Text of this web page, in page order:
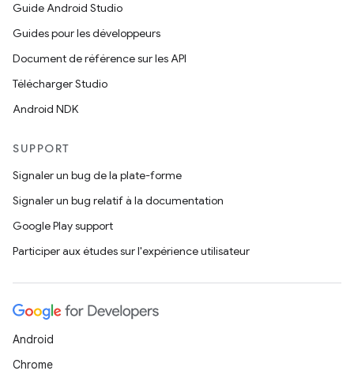
Guide Android Studio
Guides pour les développeurs
Document de référence sur les API
Télécharger Studio
Android NDK
SUPPORT
Signaler un bug de la plate-forme
Signaler un bug relatif à la documentation
Google Play support
Participer aux études sur l'expérience utilisateur
Android
Chrome